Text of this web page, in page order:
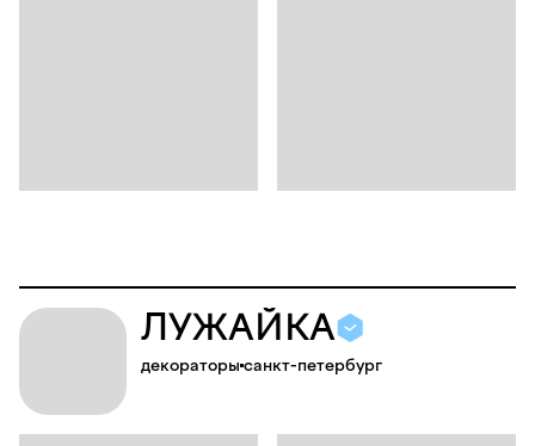
ЛУЖАЙКА
декораторы санкт-петербург